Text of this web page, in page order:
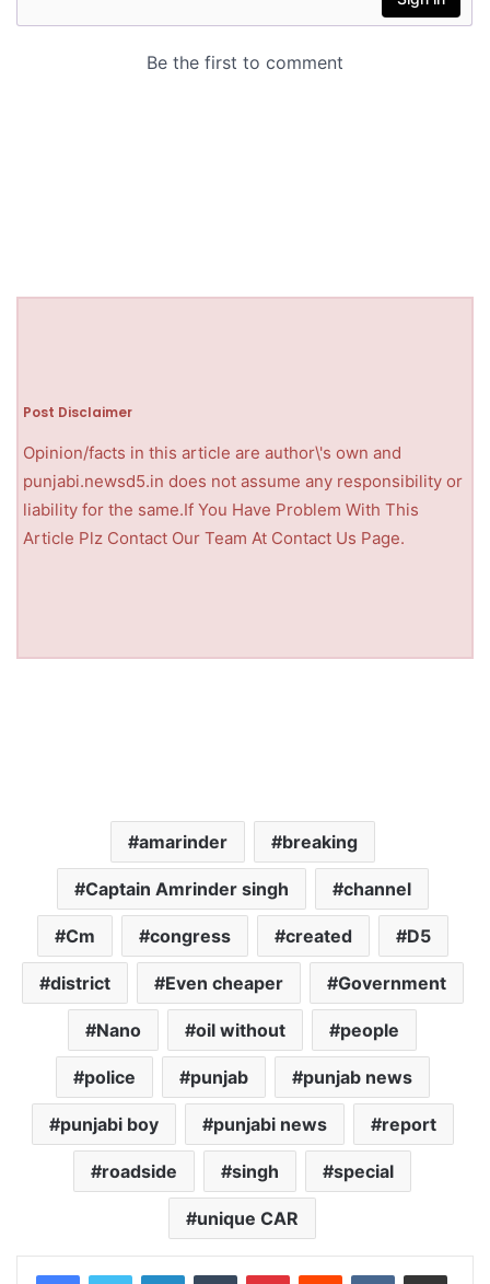
Post Disclaimer
Opinion/facts in this article are author\'s own and
punjabi.newsd5.in does not assume any responsibility or
liability for the same.If You Have Problem With This
Article Plz Contact Our Team At Contact Us Page.
amarinder breaking
Captain Amrinder singh channel
Cm congress created D5
district Even cheaper Government
Nano oil without people
police punjab punjab news
punjabi boy punjabi news report
roadside singh special
unique CAR